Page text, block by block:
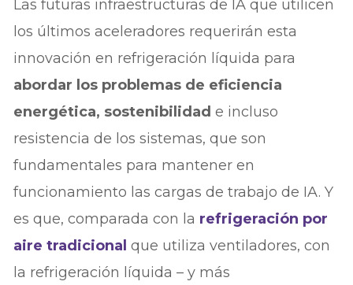
Las futuras infraestructuras de IA que utilicen
los últimos aceleradores requerirán esta
innovación en refrigeración líquida para
abordar los problemas de eficiencia
energética, sostenibilidad e incluso
resistencia de los sistemas, que son
fundamentales para mantener en
funcionamiento las cargas de trabajo de IA. Y
es que, comparada con la refrigeración por
aire tradicionalque utiliza ventiladores, con
la refrigeración líquida – y más